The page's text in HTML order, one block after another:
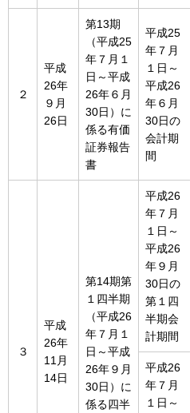
２
平成
26年
９月
26日
第13期
（平成25
年７月１
日～平成
26年６月
30日）に
係る有価
証券報告
書
平成25
年７月
１日～
平成26
年６月
30日の
会計期
間
３
平成
26年
11月
14日
第14期第
１四半期
（平成26
年７月１
日～平成
26年９月
30日）に
係る四半
平成26
年７月
１日～
平成26
年９月
30日の
第１四
半期会
計期間
平成26
年７月
１日～